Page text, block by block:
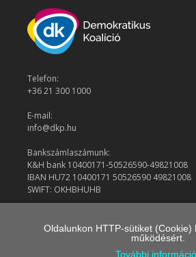
Telefon:
+36 21 300 1000
E-mail:
info@dkp.hu
Bankszámlaszámunk:
K&H bank 10400171-50526590-49821008
IBAN HU72 10400171 50526590 49821008
SWIFT: OKHBHUHB
© 2026 Demokratikus
Oldalunkon HTTP-sütiket (Cookie)
működésért.
További